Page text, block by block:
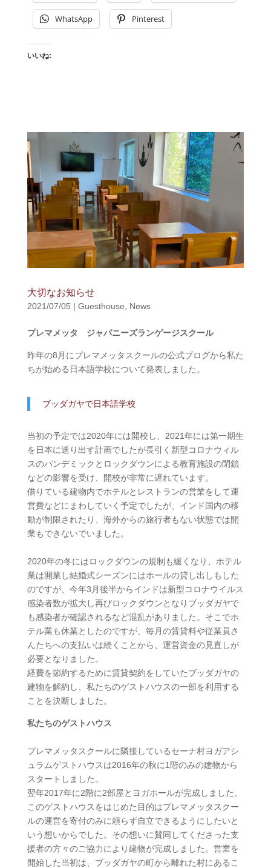
WhatsApp Pinterest
いいね:
大切なお知らせ
2021/07/05 | Guesthouse News
プレマメッタ ジャパニーズランゲージスクール
昨年の8月にプレマメッタスクールの公式ブログから私た
ちが始める日本語学校について発表しました。
ブッダガヤで日本語学校
当初の予定では2020年には開校し、2021年には第一期生
を日本に送り出す計画でしたが長引く新型コロナウィル
スのパンデミックとロックダウンによる教育施設の閉鎖
などの影響を受け、開校が非常に遅れています。
借りている建物内でホテルとレストランの営業をして運
営費などにまわしていく予定でしたが、インド国内の移
動が制限されたり、海外からの旅行者もない状態では開
業もできないでいました。
2020年の冬にはロックダウンの規制も緩くなり、ホテル
業は開業し結婚式シーズンにはホールの貸し出しもした
のですが、今年3月後半からインドは新型コロナウイルス
感染者数が拡大し再びロックダウンとなりブッダガヤで
も感染者が確認されるなど混乱がありました。そこでホ
テル業も休業としたのですが、毎月の賃貸料や従業員さ
んたちへの支払いは続くことから、運営資金の見直しが
必要となりました。
経費を節約するために賃貸契約をしていたブッダガヤの
建物を解約し、私たちのゲストハウスの一部を利用する
ことを決断しました。
私たちのゲストハウス
プレマメッタスクールに隣接しているセーナ村ヨガアシ
ュラムゲストハウスは2016年の秋に1階のみの建物から
スタートしました。
翌年2017年に2階に2部屋とヨガホールが完成しました。
このゲストハウスをはじめた目的はプレマメッタスクー
ルの運営を寄付のみに頼らず自立できるようにしたいと
いう想いからでした。その想いに賛同してくださった支
援者の方々のご協力により建物が完成しました。営業を
開始した当初は、ブッダガヤの町から離れた村にあるこ